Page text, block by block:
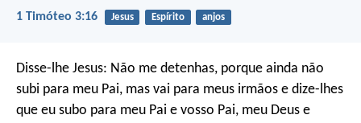
1 Timóteo 3:16 Jesus Espírito anjos
Disse-lhe Jesus: Não me detenhas, porque ainda não
subi para meu Pai, mas vai para meus irmãos e dize-lhes
que eu subo para meu Pai e vosso Pai, meu Deus e